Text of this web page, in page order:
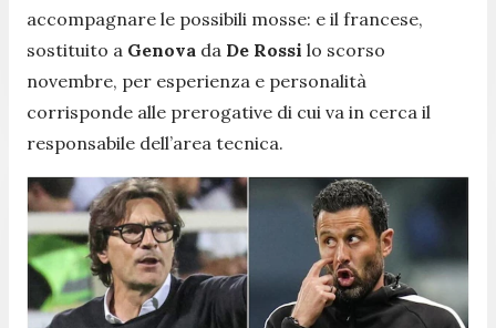
accompagnare le possibili mosse: e il francese,
sostituito a Genova da De Rossi lo scorso
novembre, per esperienza e personalità
corrisponde alle prerogative di cui va in cerca il
responsabile dell’area tecnica.